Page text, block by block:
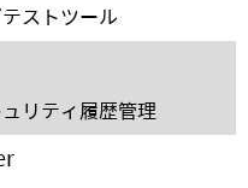
ストツール
リティ履歴管理